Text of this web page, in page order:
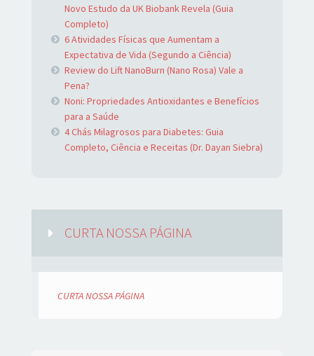
Novo Estudo da UK Biobank Revela (Guia
Completo)
6 Atividades Físicas que Aumentam a
Expectativa de Vida (Segundo a Ciência)
Review do Lift NanoBurn (Nano Rosa) Vale a
Pena?
Noni: Propriedades Antioxidantes e Benefícios
para a Saúde
4 Chás Milagrosos para Diabetes: Guia
Completo, Ciência e Receitas (Dr. Dayan Siebra)
CURTA NOSSA PÁGINA
CURTA NOSSA PÁGINA